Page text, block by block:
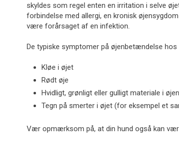
skyldes som regel enten en irritation i selve
forbindelse med allergi, en kronisk
være forårsaget af en infektion.
De typiske symptomer på øjenbetændelse hos
Kløe i øjet
Rødt øje
Hvidligt, grønligt eller gulligt materiale i
Tegn på smerter i øjet (for eksempel et
Vær opmærksom på, at din hund også kan